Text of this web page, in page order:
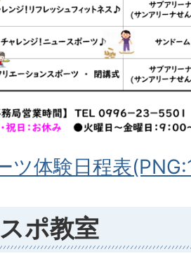
ツ体験日程表
ポ教室